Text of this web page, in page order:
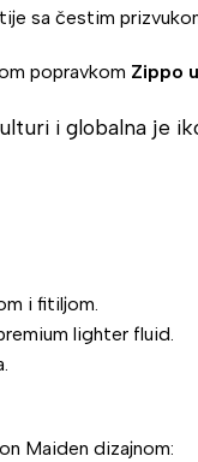
sa čestim
popravkom Zippo
i globalna je
i fitiljom.
lighter fluid.
Maiden dizajnom: